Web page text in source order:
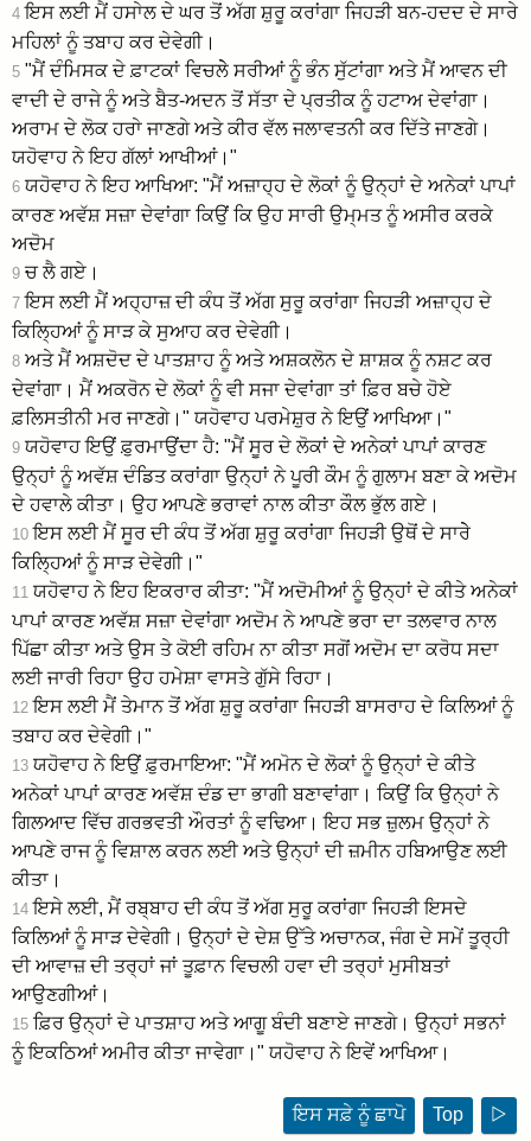
4ਇਸ ਲਈ ਮੈਂ ਹਸਾੇਲ ਦੇ ਘਰ ਤੋਂ ਅੱਗ ਸ਼ੁਰੂ ਕਰਾਂਗਾ ਜਿਹੜੀ ਬਨ-ਹਦਦ ਦੇ ਸਾਰੇ
ਮਹਿਲਾਂ ਨੂੰ ਤਬਾਹ ਕਰ ਦੇਵੇਗੀ।
5 "ਮੈਂ ਦੰਮਿਸਕ ਦੇ ਫ਼ਾਟਕਾਂ ਵਿਚਲੇੇ ਸਰੀਆਂ ਨੂੰ ਭੰਨ ਸੁੱਟਾਂਗਾ ਅਤੇ ਮੈਂ ਆਵਨ ਦੀ
ਵਾਦੀ ਦੇ ਰਾਜੇ ਨੂੰ ਅਤੇ ਬੈਤ-ਅਦਨ ਤੋਂ ਸੱਤਾ ਦੇ ਪ੍ਰਤੀਕ ਨੂੰ ਹਟਾਅ ਦੇਵਾਂਗਾ।
ਅਰਾਮ ਦੇ ਲੋਕ ਹਰਾੇ ਜਾਣਗੇ ਅਤੇ ਕੀਰ ਵੱਲ ਜਲਾਵਤਨੀ ਕਰ ਦਿੱਤੇ ਜਾਣਗੇ।
ਯਹੋਵਾਹ ਨੇ ਇਹ ਗੱਲਾਂ ਆਖੀਆਂ।"
6 ਯਹੋਵਾਹ ਨੇ ਇਹ ਆਖਿਆ: "ਮੈਂ ਅਜ਼ਾਹ੍ਹ ਦੇ ਲੋਕਾਂ ਨੂੰ ਉਨ੍ਹਾਂ ਦੇ ਅਨੇਕਾਂ ਪਾਪਾਂ
ਕਾਰਣ ਅਵੱਸ਼ ਸਜ਼ਾ ਦੇਵਾਂਗਾ ਕਿਉਂ ਕਿ ਉਹ ਸਾਰੀ ਉਮ੍ਮਤ ਨੂੰ ਅਸੀਰ ਕਰਕੇ
ਅਦੋਮ
9 ਚ ਲੈ ਗਏ।
7ਇਸ ਲਈ ਮੈਂ ਅਹ੍ਹਾਜ਼ ਦੀ ਕੰਧ ਤੋਂ ਅੱਗ ਸੁਰੂ ਕਰਾਂਗਾ ਜਿਹੜੀ ਅਜ਼ਾਹ੍ਹ ਦੇ
ਕਿਲ੍ਹਿਆਂ ਨੂੰ ਸਾੜ ਕੇ ਸੁਆਹ ਕਰ ਦੇਵੇਗੀ।
8 ਅਤੇ ਮੈਂ ਅਸ਼ਦੋਦ ਦੇ ਪਾਤਸ਼ਾਹ ਨੂੰ ਅਤੇ ਅਸ਼ਕਲੋਨ ਦੇ ਸ਼ਾਸ਼ਕ ਨੂੰ ਨਸ਼ਟ ਕਰ
ਦੇਵਾਂਗਾ। ਮੈਂ ਅਕਰੋਨ ਦੇ ਲੋਕਾਂ ਨੂੰ ਵੀ ਸਜਾ ਦੇਵਾਂਗਾ ਤਾਂ ਫ਼ਿਰ ਬਚੇ ਹੋਏ
ਫ਼ਲਿਸਤੀਨੀ ਮਰ ਜਾਣਗੇ।" ਯਹੋਵਾਹ ਪਰਮੇਸ਼ੁਰ ਨੇ ਇਉਂ ਆਖਿਆ।"
9 ਯਹੋਵਾਹ ਇਉਂ ਫ਼ੁਰਮਾਉਂਦਾ ਹੈ: "ਮੈਂ ਸੂਰ ਦੇ ਲੋਕਾਂ ਦੇ ਅਨੇਕਾਂ ਪਾਪਾਂ ਕਾਰਣ
ਉਨ੍ਹਾਂ ਨੂੰ ਅਵੱਸ਼ ਦੰਡਿਤ ਕਰਾਂਗਾ ਉਨ੍ਹਾਂ ਨੇ ਪੂਰੀ ਕੌਮ ਨੂੰ ਗੁਲਾਮ ਬਣਾ ਕੇ ਅਦੋਮ
ਦੇ ਹਵਾਲੇ ਕੀਤਾ। ਉਹ ਆਪਣੇ ਭਰਾਵਾਂ ਨਾਲ ਕੀਤਾ ਕੌਲ ਭੁੱਲ ਗਏ।
10ਇਸ ਲਈ ਮੈਂ ਸੂਰ ਦੀ ਕੰਧ ਤੋਂ ਅੱਗ ਸ਼ੁਰੂ ਕਰਾਂਗਾ ਜਿਹੜੀ ਉਥੋਂ ਦੇ ਸਾਰੇੇ
ਕਿਲ੍ਹਿਆਂ ਨੂੰ ਸਾੜ ਦੇਵੇਗੀ।"
11 ਯਹੋਵਾਹ ਨੇ ਇਹ ਇਕਰਾਰ ਕੀਤਾ: "ਮੈਂ ਅਦੋਮੀਆਂ ਨੂੰ ਉਨ੍ਹਾਂ ਦੇ ਕੀਤੇ ਅਨੇਕਾਂ
ਪਾਪਾਂ ਕਾਰਣ ਅਵੱਸ਼ ਸਜ਼ਾ ਦੇਵਾਂਗਾ ਅਦੋਮ ਨੇ ਆਪਣੇ ਭਰਾ ਦਾ ਤਲਵਾਰ ਨਾਲ
ਪਿੱਛਾ ਕੀਤਾ ਅਤੇ ਉਸ ਤੇ ਕੋਈ ਰਹਿਮ ਨਾ ਕੀਤਾ ਸਗੋਂ ਅਦੋਮ ਦਾ ਕਰੋਧ ਸਦਾ
ਲਈ ਜਾਰੀ ਰਿਹਾ ਉਹ ਹਮੇਸ਼ਾ ਵਾਸਤੇ ਗੁੱਸੇ ਰਿਹਾ।
12ਇਸ ਲਈ ਮੈਂ ਤੇਮਾਨ ਤੋਂ ਅੱਗ ਸ਼ੁਰੂ ਕਰਾਂਗਾ ਜਿਹੜੀ ਬਾਸਰਾਹ ਦੇ ਕਿਲਿਆਂ ਨੂੰ
ਤਬਾਹ ਕਰ ਦੇਵੇਗੀ।"
13 ਯਹੋਵਾਹ ਨੇ ਇਉਂ ਫ਼ੁਰਮਾਇਆ: "ਮੈਂ ਅਮੋਨ ਦੇ ਲੋਕਾਂ ਨੂੰ ਉਨ੍ਹਾਂ ਦੇ ਕੀਤੇ
ਅਨੇਕਾਂ ਪਾਪਾਂ ਕਾਰਣ ਅਵੱਸ਼ ਦੰਡ ਦਾ ਭਾਗੀ ਬਣਾਵਾਂਗਾ। ਕਿਉਂ ਕਿ ਉਨ੍ਹਾਂ ਨੇ
ਗਿਲਆਦ ਵਿੱਚ ਗਰਭਵਤੀ ਔਰਤਾਂ ਨੂੰ ਵਢਿਆ। ਇਹ ਸਭ ਜ਼ੁਲਮ ਉਨ੍ਹਾਂ ਨੇ
ਆਪਣੇ ਰਾਜ ਨੂੰ ਵਿਸ਼ਾਲ ਕਰਨ ਲਈ ਅਤੇ ਉਨ੍ਹਾਂ ਦੀ ਜ਼ਮੀਨ ਹਬਿਆਉਣ ਲਈ
ਕੀਤਾ।
14ਇਸੇ ਲਈ, ਮੈਂ ਰਬ੍ਬਾਹ ਦੀ ਕੰਧ ਤੋਂ ਅੱਗ ਸੁਰੂ ਕਰਾਂਗਾ ਜਿਹੜੀ ਇਸਦੇ
ਕਿਲਿਆਂ ਨੂੰ ਸਾੜ ਦੇਵੇਗੀ। ਉਨ੍ਹਾਂ ਦੇ ਦੇਸ਼ ਉੱਤੇ ਅਚਾਨਕ, ਜੰਗ ਦੇ ਸਮੇਂ ਤੂਰ੍ਹੀ
ਦੀ ਆਵਾਜ਼ ਦੀ ਤਰ੍ਹਾਂ ਜਾਂ ਤੂਫ਼ਾਨ ਵਿਚਲੀ ਹਵਾ ਦੀ ਤਰ੍ਹਾਂ ਮੁਸੀਬਤਾਂ
ਆਉਣਗੀਆਂ।
15 ਫ਼ਿਰ ਉਨ੍ਹਾਂ ਦੇ ਪਾਤਸ਼ਾਹ ਅਤੇ ਆਗੂ ਬੰਦੀ ਬਣਾਏ ਜਾਣਗੇ। ਉਨ੍ਹਾਂ ਸਭਨਾਂ
ਨੂੰ ਇਕਠਿਆਂ ਅਮੀਰ ਕੀਤਾ ਜਾਵੇਗਾ।" ਯਹੋਵਾਹ ਨੇ ਇਵੇਂ ਆਖਿਆ।
ਇਸ ਸਫ਼ੇ ਨੂੰ ਛਾਪੋ Top ▷